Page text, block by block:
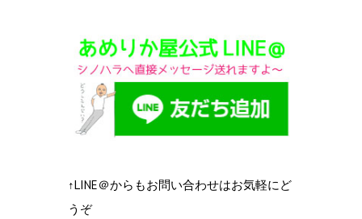
↑LINE＠からもお問い合わせはお気軽にど
うぞ